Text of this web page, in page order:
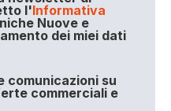
l'Informativa
Nuove e
dei miei dati
comunicazioni su
commerciali e